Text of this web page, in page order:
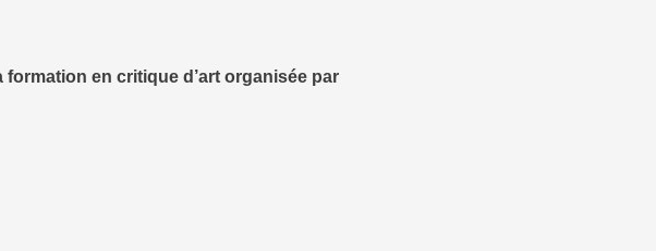
en critique d’art organisée par